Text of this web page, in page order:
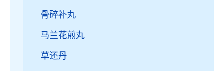
骨碎补丸
马兰花煎丸
草还丹